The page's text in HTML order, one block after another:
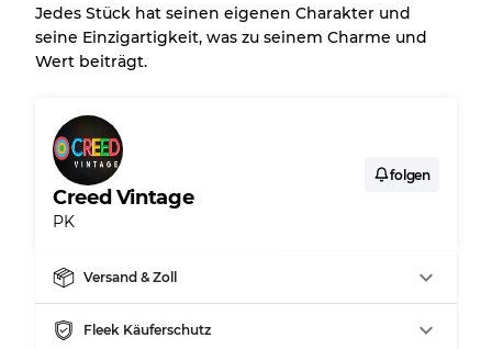
Note AFast neu, leichte Abnutzung
Note C
Aufteilung für gemischte Ratios
Note AB
70% A, 30% B
Jedes Stück hat seinen eigenen Charakter und
seine Einzigartigkeit, was zu seinem Charme und
Wert beiträgt.
Creed Vintage
PK
folgen
Versand & Zoll
Fleek Käuferschutz